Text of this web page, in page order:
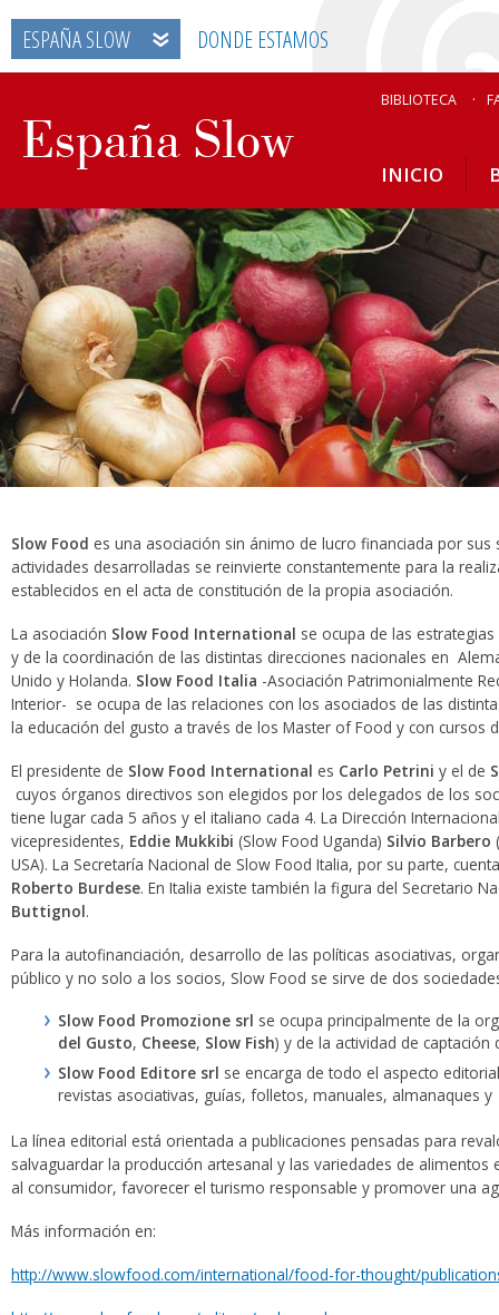
ESPAÑA SLOW DONDE ESTAMOS
BIBLIOTECA
INICIO
Slow Food es una asociación sin ánimo de lucro financiada por
actividades desarrolladas se reinvierte constantemente para la
establecidos en el acta de constitución de la propia asociación.
La asociación Slow Food International se ocupa de las
y de la coordinación de las distintas direcciones nacionales en
Unido y Holanda. Slow Food Italia -Asociación Patrimonialmente
Interior- se ocupa de las relaciones con los asociados de las
la educación del gusto a través de los Master of Food y con cursos
El presidente de Slow Food International es Carlo Petrini y el de
cuyos órganos directivos son elegidos por los delegados de los
tiene lugar cada 5 años y el italiano cada 4. La Dirección
vicepresidentes, Eddie Mukkibi (Slow Food Uganda) Silvio Barbero
USA). La Secretaría Nacional de Slow Food Italia, por su parte,
Roberto Burdese. En Italia existe también la figura del Secretario
Buttignol.
Para la autofinanciación, desarrollo de las políticas asociativas,
público y no solo a los socios, Slow Food se sirve de dos
Slow Food Promozione srl se ocupa principalmente de la
del Gusto, Cheese, Slow Fish) y de la actividad de
Slow Food Editore srl se encarga de todo el aspecto
revistas asociativas, guías, folletos, manuales, almanaques
La línea editorial está orientada a publicaciones pensadas para
salvaguardar la producción artesanal y las variedades de
al consumidor, favorecer el turismo responsable y promover una
Más información en:
http://www.slowfood.com/international/food-for-thought/